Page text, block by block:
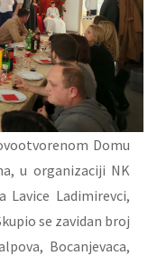
Domu
u organizaciji NK
Lavice Ladimirevci,
se zavidan broj
Bocanjevaca,